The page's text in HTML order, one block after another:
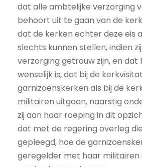
dat alle ambtelijke verzorging
behoort uit te gaan van de
dat de kerken echter deze eis
slechts kunnen stellen, indien
verzorging getrouw zijn, en
wenselijk is, dat bij de
garnizoenskerken als bij de
militairen uitgaan, naarstig
zij aan haar roeping in dit
dat met de regering overleg
gepleegd, hoe de
geregelder met haar militairen